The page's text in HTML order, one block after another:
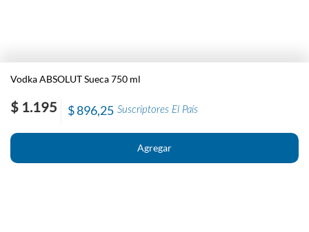
Vodka ABSOLUT Sueca 750 ml
$ 1.195 Suscriptores El País
$ 896,25